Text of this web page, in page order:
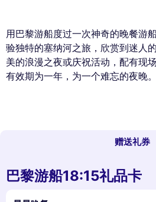
用巴黎游船度过一次神奇的晚餐游
验独特的塞纳河之旅，欣赏到迷人
美的浪漫之夜或庆祝活动，配有现
有效期为一年，为一个难忘的夜晚。
赠送礼券
巴黎游船18:15礼品卡